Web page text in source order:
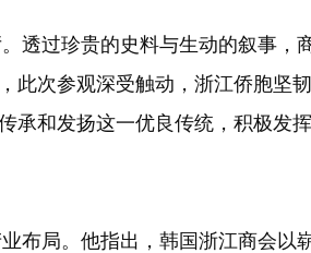
过珍贵的史料与生动的叙事，
次参观深受触动，浙江侨胞坚
和发扬这一优良传统，积极发
局。他指出，韩国浙江商会以